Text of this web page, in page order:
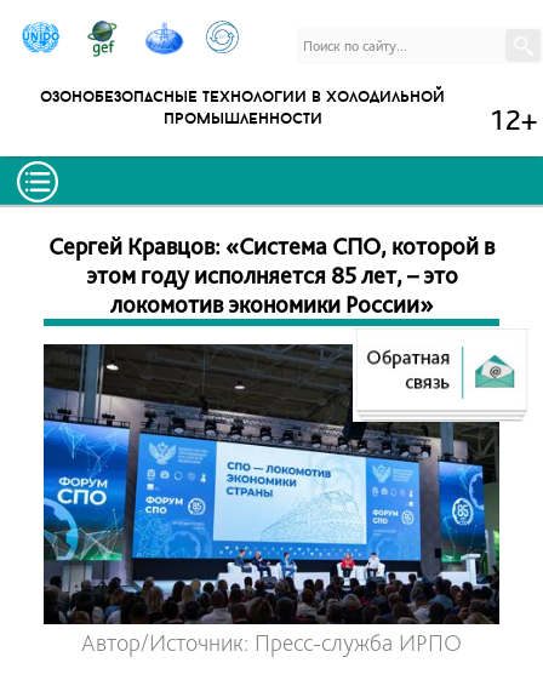
озонобезопасные технологии в холодильной
промышленности
12+
Сергей Кравцов: «Система СПО, которой в
этом году исполняется 85 лет, – это
локомотив экономики России»
Автор/Источник: Пресс-служба ИРПО